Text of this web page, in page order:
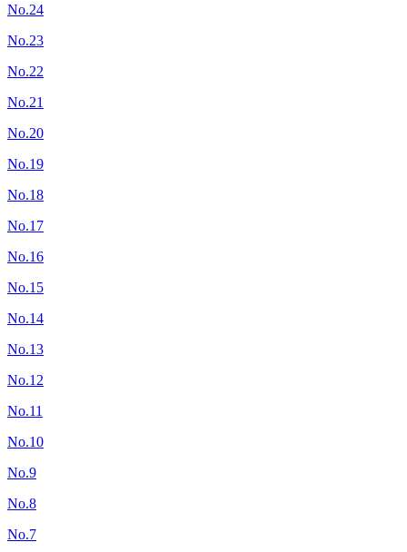
No.24
No.23
No.22
No.21
No.20
No.19
No.18
No.17
No.16
No.15
No.14
No.13
No.12
No.11
No.10
No.9
No.8
No.7